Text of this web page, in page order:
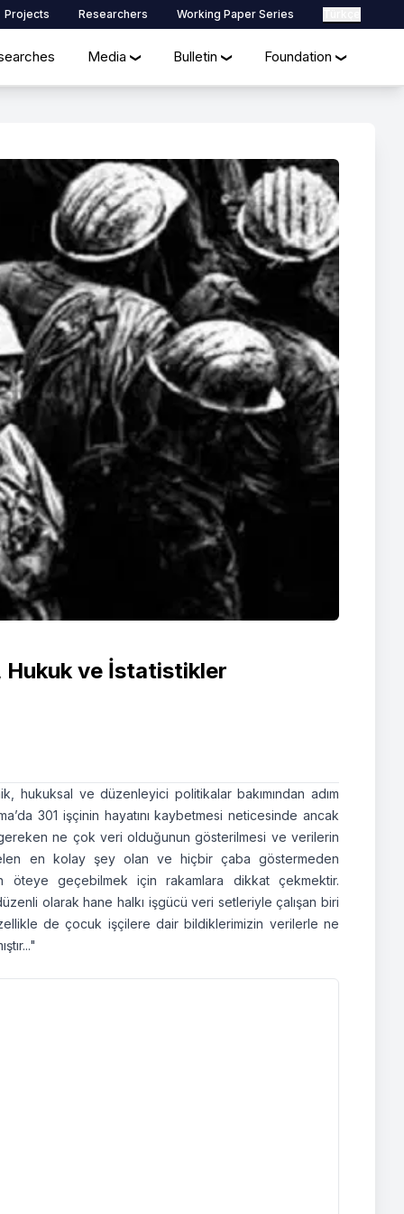
Projects Researchers Working Paper Series
Media ❯ Bulletin ❯ Foundation ❯
ve İstatistikler
hukuksal ve düzenleyici politikalar bakımından adım
301 işçinin hayatını kaybetmesi neticesinde ancak
ne çok veri olduğunun gösterilmesi ve verilerin
en kolay şey olan ve hiçbir çaba göstermeden
öteye geçebilmek için rakamlara dikkat çekmektir.
olarak hane halkı işgücü veri setleriyle çalışan biri
de çocuk işçilere dair bildiklerimizin verilerle ne